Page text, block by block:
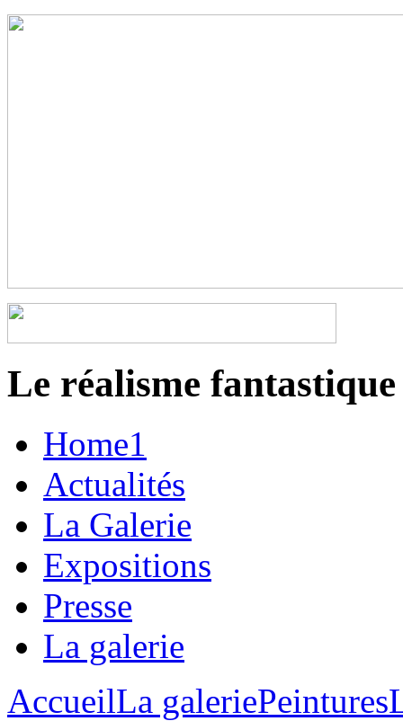
Le réalisme fantastique
Home1
Actualités
La Galerie
Expositions
Presse
La galerie
AccueilLa galeriePeintures